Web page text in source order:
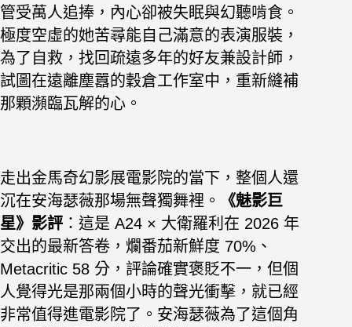
管受萬人追捧，內心卻被失眠與幻聽啃食。
極度空虛的她苦尋能自己滿意的表演服裝，
為了自救， 找回疏遠多年的好友兼設計師，
試圖在遠離塵囂的穀倉工作室中，重新縫補
那顆瀕臨瓦解的心。
走出金馬奇幻影展電影院的當下，整個人還
沉在安海瑟薇那場無聲獨舞裡。
《魅影巨
星》影評 ：這是 A24 × 大衛羅利在 2026 年
交出的最新答卷，爛番茄新鮮度 70%、
Metacritic 58 分，評論確實褒貶不一，但個
人覺得光是那兩個小時的聲光衝擊，就已經
非常值得進電影院了。安海瑟薇為了這個角